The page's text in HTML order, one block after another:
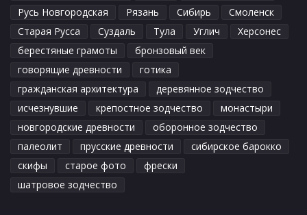
Русь Новгородская
Рязань Сибирь
Смоленск
Старая Русса
Суздаль Тула Углич
Херсонес
берестяные грамоты
бронзовый век
говорящие древности
готика
гражданская архитектура
деревянное зодчество
исчезнувшие
крепостное зодчество
монастыри
новгородские древности
оборонное зодчество
палеолит
прусские древности
сибирское барокко
скифы
старое фото
фрески
шатровое зодчество